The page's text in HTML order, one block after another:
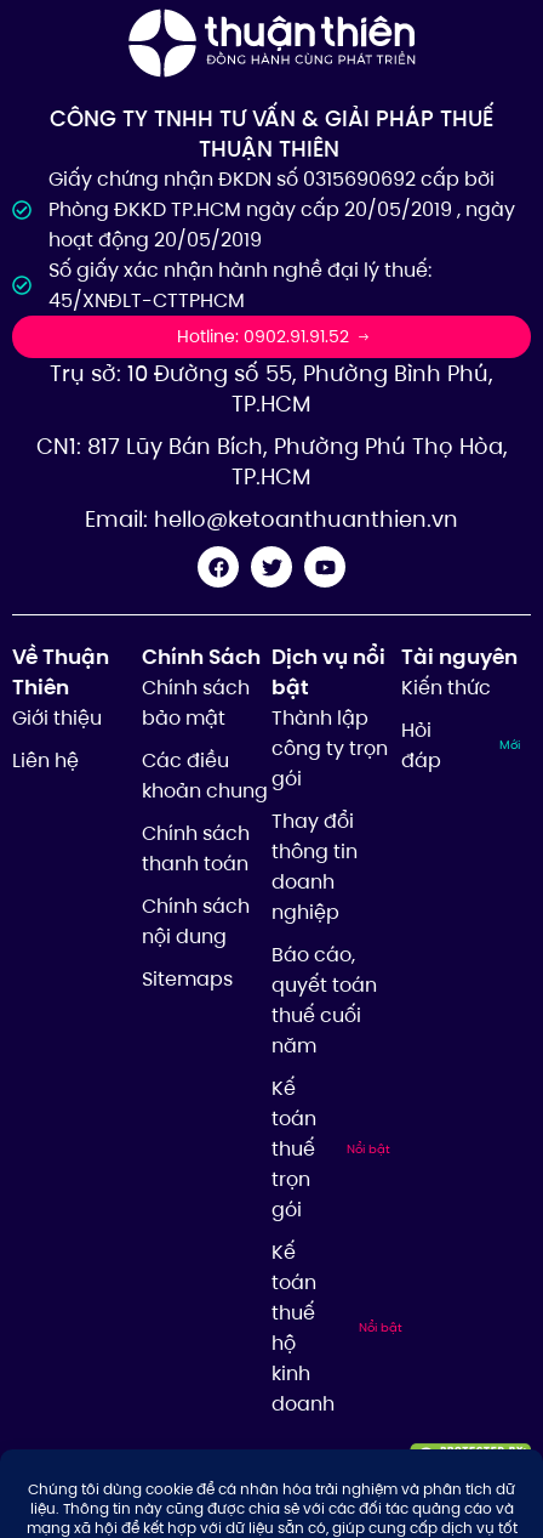
CÔNG TY TNHH TƯ VẤN & GIẢI PHÁP THUẾ
THUẬN THIÊN
Giấy chứng nhận ĐKDN số 0315690692 cấp bởi
Phòng ĐKKD TP.HCM ngày cấp 20/05/2019 , ngày
hoạt động 20/05/2019
Số giấy xác nhận hành nghề đại lý thuế:
45/XNĐLT-CTTPHCM
Hotline: 0902.91.91.52
Trụ sở: 10 Đường số 55, Phường Bình Phú,
TP.HCM
CN1: 817 Lũy Bán Bích, Phường Phú Thọ Hòa,
TP.HCM
Email: hello@ketoanthuanthien.vn
Về Thuận
Thiên
Giới thiệu
Liên hệ
Chính Sách
Chính sách
bảo mật
Các điều
khoản chung
Chính sách
thanh toán
Chính sách
nội dung
Sitemaps
Dịch vụ nổi
bật
Thành lập
công ty trọn
gói
Thay đổi
thông tin
doanh
nghiệp
Báo cáo,
quyết toán
thuế cuối
năm
Kế
toán
thuế
trọn
gói
Nổi bật
Kế
toán
thuế
hộ
kinh
doanh
Nổi bật
Tài nguyên
Kiến thức
Hỏi
đáp
Mới